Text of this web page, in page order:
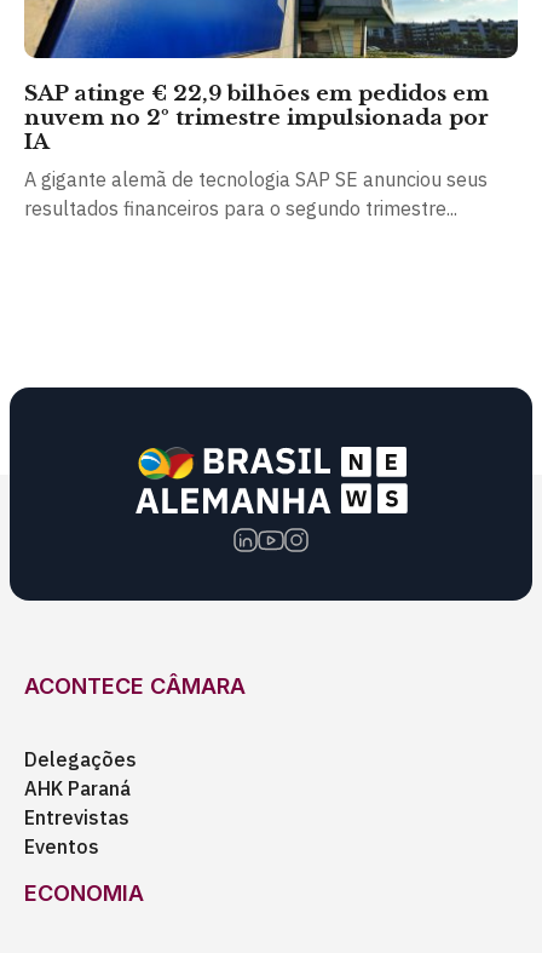
SAP atinge € 22,9 bilhões em pedidos em
nuvem no 2º trimestre impulsionada por
IA
A gigante alemã de tecnologia SAP SE anunciou seus
resultados financeiros para o segundo trimestre...
ACONTECE CÂMARA
Delegações
AHK Paraná
Entrevistas
Eventos
ECONOMIA